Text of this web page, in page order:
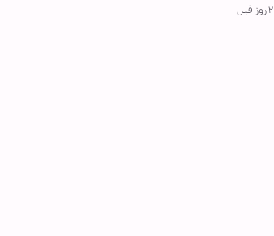
۲ روز قبل